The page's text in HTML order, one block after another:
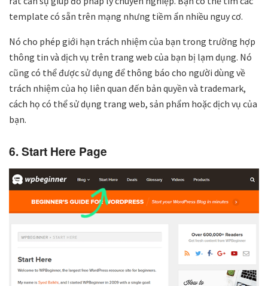
template có sẵn trên mạng nhưng tiềm ẩn nhiều nguy cơ.
Nó cho phép giới hạn trách nhiệm của bạn trong trường hợp
thông tin và dịch vụ trên trang web của bạn bị lạm dụng. Nó
cũng có thể được sử dụng để thông báo cho người dùng về
trách nhiệm của họ liên quan đến bản quyền và trademark,
cách họ có thể sử dụng trang web, sản phẩm hoặc dịch vụ của
bạn.
6. Start Here Page